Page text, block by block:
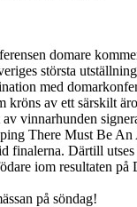
domare
största
med
kröns av ett särskilt
vinnarhunden
There Must Be
finalerna. Därtill
iom resultaten på
på söndag!